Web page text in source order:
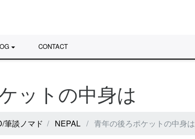
CONTACT
ケットの中身は
筆談ノマド NEPAL 青年の後ろポケットの中身は